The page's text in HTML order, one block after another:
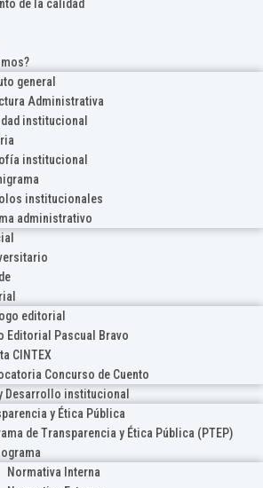
de la calidad
general
Administrativa
institucional
institucional
institucionales
administrativo
editorial
Editorial Pascual Bravo
CINTEX
Concurso de Cuento
Desarrollo institucional
y Ética Pública
de Transparencia y Ética Pública (PTEP)
Normativa Interna